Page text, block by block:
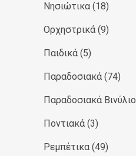
Νησιώτικα (18)
Ορχηστρικά (9)
Παιδικά (5)
Παραδοσιακά (74)
Παραδοσιακά Βινύλιο
Ποντιακά (3)
Ρεμπέτικα (49)